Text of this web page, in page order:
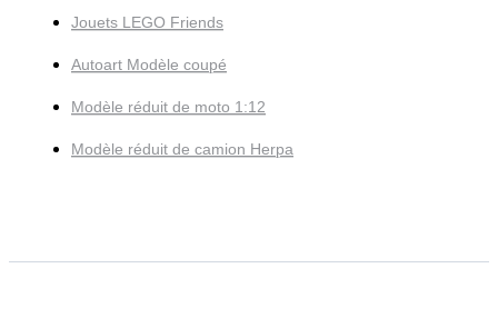
Jouets LEGO Friends
Autoart Modèle coupé
Modèle réduit de moto 1:12
Modèle réduit de camion Herpa